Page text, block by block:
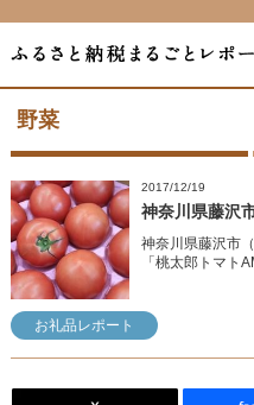
野菜
2017/12/19
神奈川県藤沢市
「桃太郎トマト
お礼品レポート